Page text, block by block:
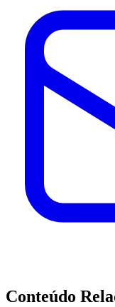
Conteúdo